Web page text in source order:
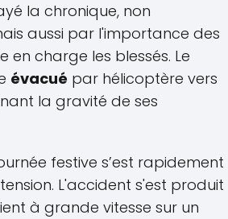
la chronique, non
aussi par l'importance des
en charge les blessés. Le
évacué par hélicoptère vers
la gravité de ses
festive s’est rapidement
L'accident s'est produit
à grande vitesse sur un